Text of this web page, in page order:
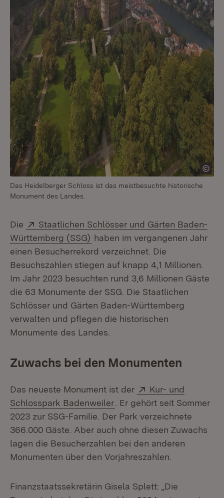
Das Heidelberger Schloss ist das meistbesuchte historische
Monument des Landes.
Die Extern:
Staatlichen Schlösser und Gärten Baden-
Württemberg (SSG) (Öffnet in neuem Fenster)
haben im vergangenen Jahr
einen Besucherrekord verzeichnet. Die
Besuchszahlen stiegen auf knapp 4,1 Millionen.
Im Jahr 2023 besuchten rund 3,6 Millionen Gäste
die 63 Monumente der SSG. Die Staatlichen
Schlösser und Gärten Baden-Württemberg
verwalten und pflegen die historischen
Monumente des Landes.
Zuwachs bei den Monumenten
Das neueste Monument ist der Extern:
Kur- und
Schlosspark Badenweiler (Öffnet in neuem Fenster)
. Er gehört seit Sommer
2023 zur SSG-Familie. Der Park verzeichnete
366.000 Gäste. Aber auch ohne diesen Zuwachs
lagen die Besucherzahlen bei den anderen
Monumenten über den Vorjahreszahlen.
Finanzstaatssekretärin Gisela Splett: „Die